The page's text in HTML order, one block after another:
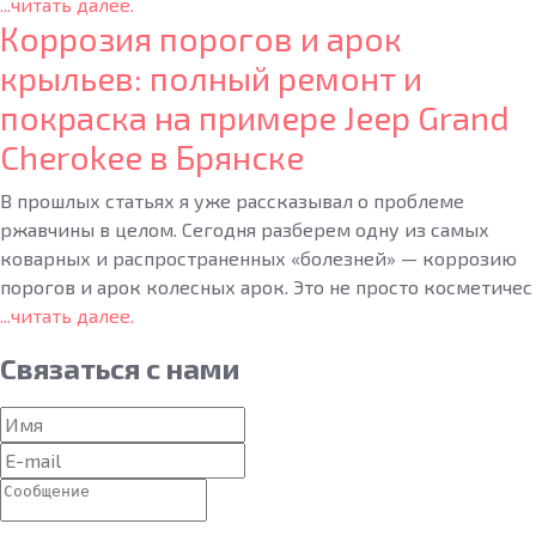
Коррозия порогов и арок
крыльев: полный ремонт и
покраска на примере Jeep Grand
Cherokee в Брянске
В прошлых статьях я уже рассказывал о проблеме
ржавчины в целом. Сегодня разберем одну из самых
коварных и распространенных «болезней» — коррозию
порогов и арок колесных арок. Это не просто косметичес
...читать далее.
Связаться с нами